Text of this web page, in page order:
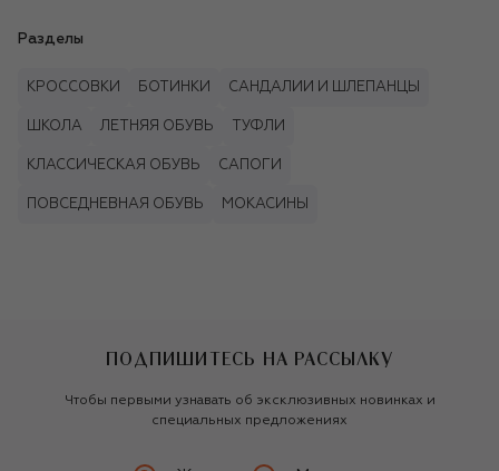
Разделы
КРОССОВКИ БОТИНКИ САНДАЛИИ И ШЛЕПАНЦЫ
ШКОЛА ЛЕТНЯЯ ОБУВЬ ТУФЛИ
КЛАССИЧЕСКАЯ ОБУВЬ САПОГИ
ПОВСЕДНЕВНАЯ ОБУВЬ МОКАСИНЫ
ПОДПИШИТЕСЬ НА РАССЫЛКУ
Чтобы первыми узнавать об эксклюзивных новинках и
специальных предложениях